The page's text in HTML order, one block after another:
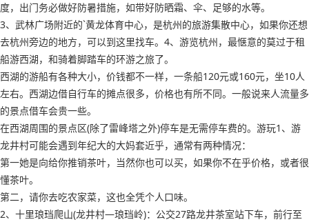
度，出门务必做好防暑措施，如带好防晒霜、伞、足够的水等。
3、武林广场附近的`黄龙体育中心，是杭州的旅游集散中心，如果你还想
去杭州旁边的地方，可以到这里找车。4、游览杭州，最惬意的莫过于租
船游西湖，和骑着脚踏车的环游之旅了。
西湖的游船有各种大小，价钱都不一样，一条船120元或160元，坐10人
左右。西湖边借自行车的摊点很多，价格也有所不同。一般说来人流量多
的景点借车会贵一些。
在西湖周围的景点区(除了雷峰塔之外)停车是无需停车费的。游玩1、游
龙井村可能会遇到年纪大的大妈套近乎，通常有两种情况：
第一她是向给你推销茶叶，当然你也可以买，如果你不在乎价格，或者很
懂茶叶。
第二，请你去吃农家菜，这也全凭个人口味。
2、十里琅珰爬山(龙井村—琅珰岭)：公交27路龙井茶室站下车，前行至